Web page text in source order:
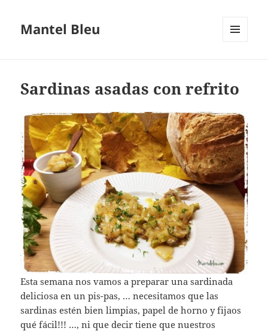
Mantel Bleu
Sardinas asadas con refrito
Esta semana nos vamos a preparar una sardinada
deliciosa en un pis-pas, … necesitamos que las
sardinas estén bien limpias, papel de horno y fijaos
qué fácil!!! …, ni que decir tiene que nuestros